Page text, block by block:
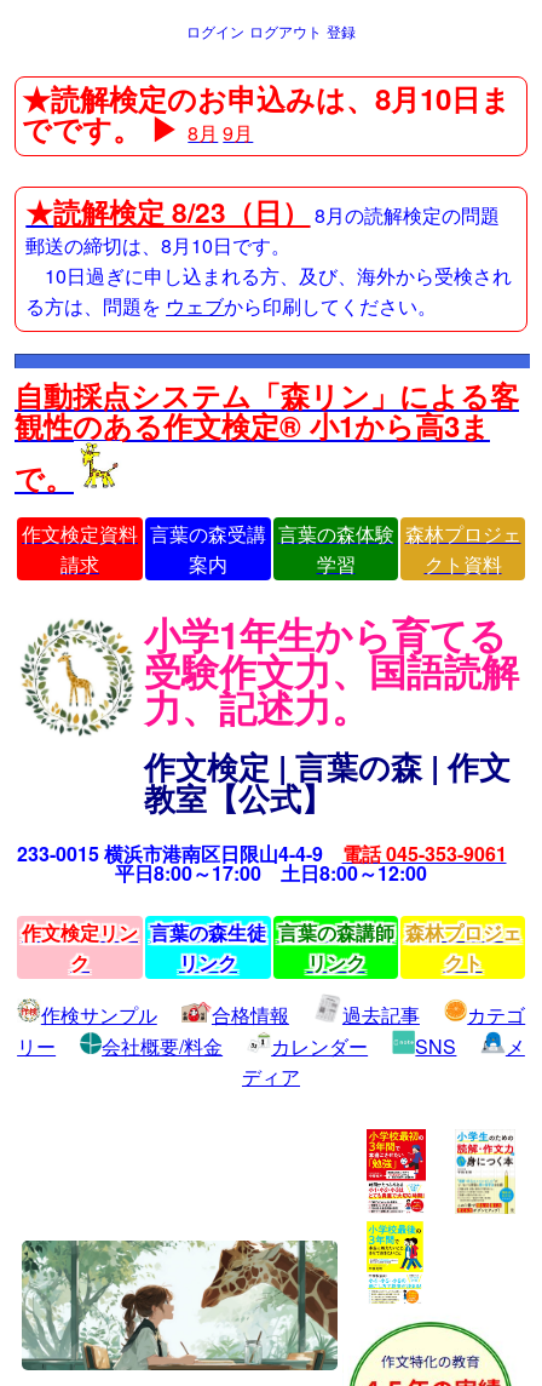
ログイン ログアウト 登録
★読解検定のお申込みは、8月10日ま
でです。 ▶8月 9月
★読解検定 8/23（日）
8月の読解検定の問題
郵送の締切は、8月10日です。
10日過ぎに申し込まれる方、及び、海外から受検され
る方は、問題を ウェブから印刷してください。
自動採点システム「森リン」による客
観性のある作文検定® 小1から高3ま
で。
作文検定資料
請求
言葉の森受講
案内
言葉の森体験
学習
森林プロジェ
クト資料
小学1年生から育てる
受験作文力、国語読解
力、記述力。
作文検定 | 言葉の森 | 作文
教室【公式】
233-0015 横浜市港南区日限山4-4-9 電話 045-353-9061
平日8:00～17:00 土日8:00～12:00
作文検定リン
ク
言葉の森生徒
リンク
言葉の森講師
リンク
森林プロジェ
クト
作検サンプル
合格情報 過去記事
カテゴ
リー
会社概要/料金 カレンダー SNS
メ
ディア